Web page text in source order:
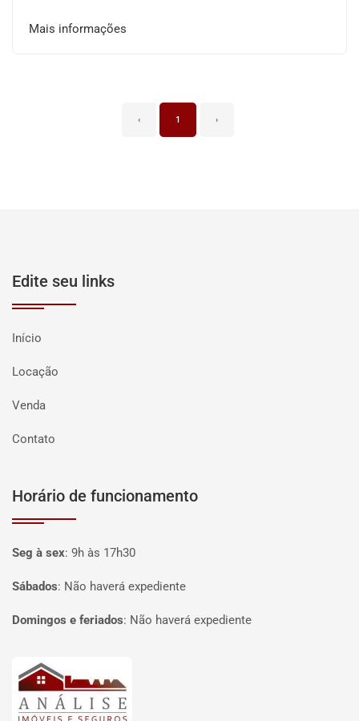
Mais informações
‹ 1 ›
Edite seu links
Início
Locação
Venda
Contato
Horário de funcionamento
Seg à sex: 9h às 17h30
Sábados: Não haverá expediente
Domingos e feriados: Não haverá expediente
Página inicial